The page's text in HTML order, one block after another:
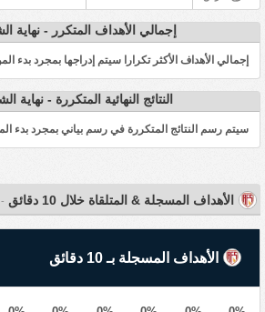
إجمالي الأهداف المتكرر - نهاية
إجمالي الأهداف الأكثر تكرارا سيتم إدراجها بمجرد بدء
النتائج النهائية المتكررة - نهاية
سيتم رسم النتائج المتكررة في رسم بياني بمجرد بدء
الأهداف المسجلة & المتلقاة خلال 10 دقائق - AVS FUTEBOL
الأهداف المسجلة بـ 10 دقائق